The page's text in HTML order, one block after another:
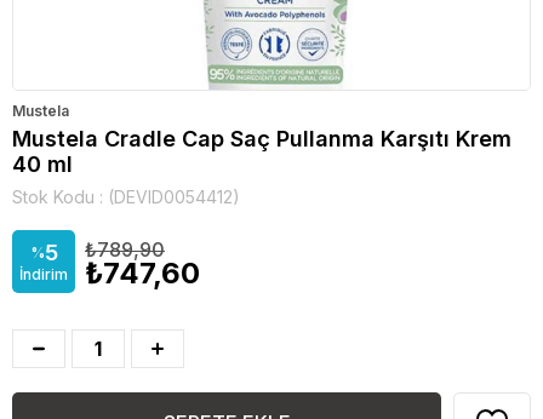
Mustela
Mustela Cradle Cap Saç Pullanma Karşıtı Krem
40 ml
Stok Kodu (DEVID0054412)
%5
İndirim
₺789,90
₺747,60